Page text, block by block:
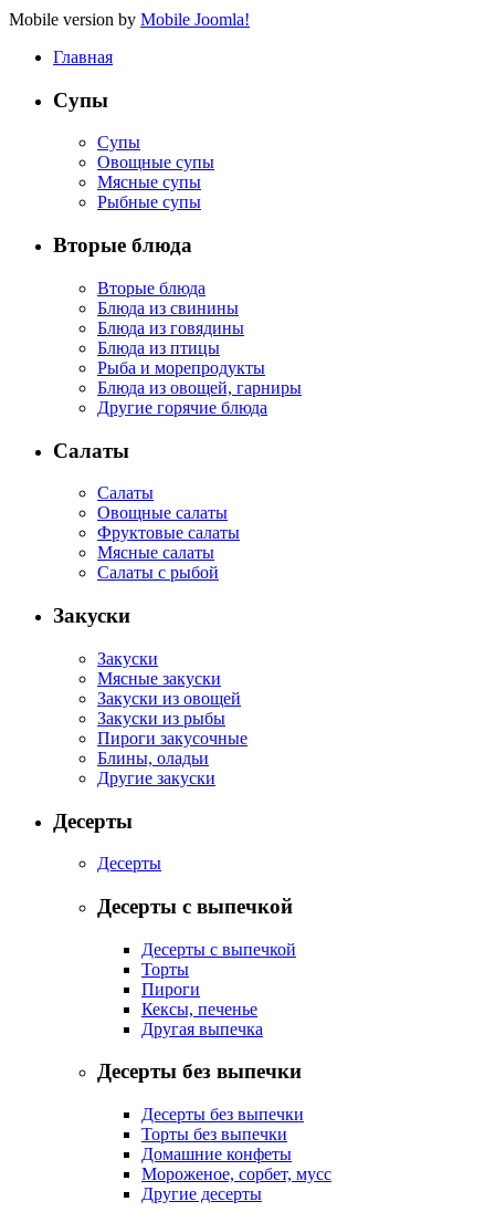
Mobile version by Mobile Joomla!
Главная
Супы
Супы
Овощные супы
Мясные супы
Рыбные супы
Вторые блюда
Вторые блюда
Блюда из свинины
Блюда из говядины
Блюда из птицы
Рыба и морепродукты
Блюда из овощей, гарниры
Другие горячие блюда
Салаты
Салаты
Овощные салаты
Фруктовые салаты
Мясные салаты
Салаты с рыбой
Закуски
Закуски
Мясные закуски
Закуски из овощей
Закуски из рыбы
Пироги закусочные
Блины, оладьи
Другие закуски
Десерты
Десерты
Десерты с выпечкой
Десерты с выпечкой
Торты
Пироги
Кексы, печенье
Другая выпечка
Десерты без выпечки
Десерты без выпечки
Торты без выпечки
Домашние конфеты
Мороженое, сорбет, мусс
Другие десерты